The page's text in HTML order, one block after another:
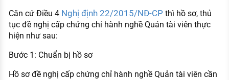
Căn cứ Điều 4 Nghị định 22/2015/NĐ-CP thì hồ sơ, thủ
tục đề nghị cấp chứng chỉ hành nghề Quản tài viên thực
hiện như sau:
Bước 1: Chuẩn bị hồ sơ
Hồ sơ đề nghị cấp chứng chỉ hành nghề Quản tài viên cần